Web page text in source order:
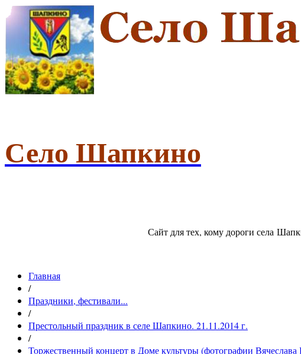
Село Шапкино
Сайт для тех, кому дороги села
Главная
/
Праздники, фестивали...
/
Престольный праздник в селе Шапкино. 21.11.2014 г.
/
Торжественный концерт в Доме культуры (фотографии Вячеслава